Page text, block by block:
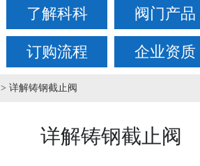
了解科科 阀门产品
订购流程 企业资质
> 详解铸钢截止阀
详解铸钢截止阀